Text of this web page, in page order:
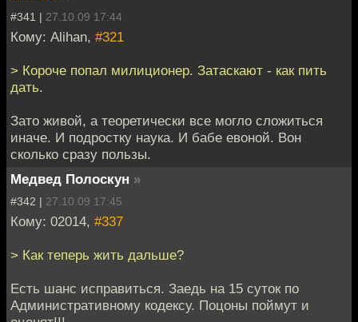
#341 | 27.10.09 17:44
Кому: Alihan, #321
> Короче попал милиционер. Затаскают - как пить
дать.
Зато живой, а теоретически все могло сложиться
иначе. И подростку наука. И бабе евоной. Вон
сколько сразу пользы.
Медвед Полоскун »
#342 | 27.10.09 17:45
Кому: 02014, #337
> Как теперь жить дальше?
Есть шанс исправиться. Заедь на 15 суток по
Административному кодексу. Поцоны поймут и